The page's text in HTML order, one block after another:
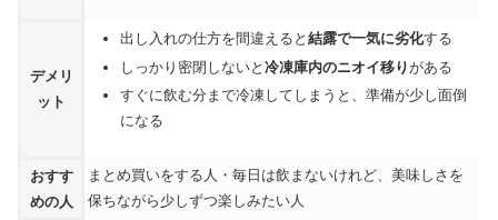
デメリ
ット
出し入れの仕方を間違えると 結露で一気に劣化する
しっかり密閉しないと 冷凍庫内のニオイ移りがある
すぐに飲む分まで冷凍してしまうと、準備が少し面倒
になる
おすす
めの人
まとめ買いをする人・毎日は飲まないけれど、美味しさを
保ちながら少しずつ楽しみたい人